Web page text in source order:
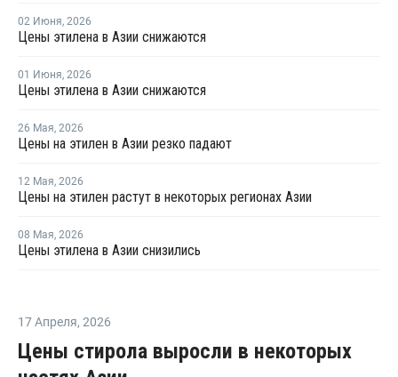
02 Июня, 2026
Цены этилена в Азии снижаются
01 Июня, 2026
Цены этилена в Азии снижаются
26 Мая, 2026
Цены на этилен в Азии резко падают
12 Мая, 2026
Цены на этилен растут в некоторых регионах Азии
08 Мая, 2026
Цены этилена в Азии снизились
17 Апреля, 2026
Цены стирола выросли в некоторых